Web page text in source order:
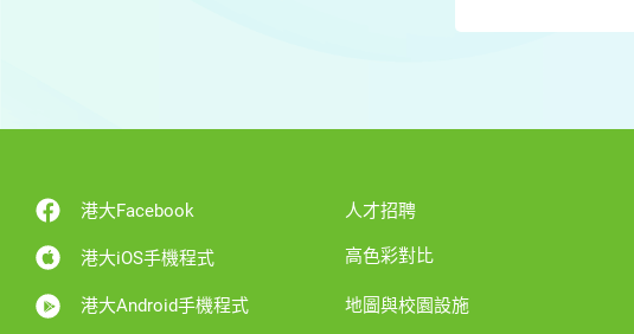
港大Facebook
港大iOS手機程式
港大Android手機程式
人才招聘
高色彩對比
地圖與校園設施